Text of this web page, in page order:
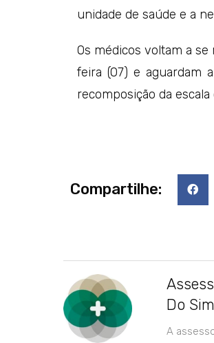
unidade de saúde e a
Os médicos voltam a
feira (07) e aguardam
recomposição da escala
Compartilhe:
Do
A